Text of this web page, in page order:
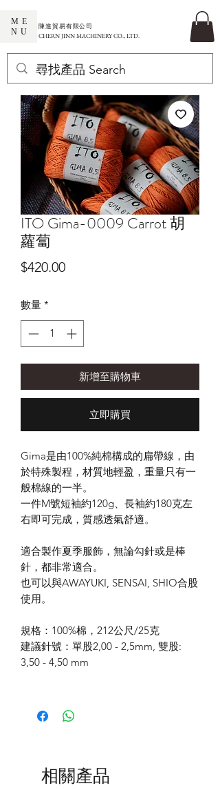
ME
NU
​陳進貿易有限公司
CHERN JINN MACHINERY CO., LTD.
ITO Gima-0009 Carrot 胡
蘿蔔
$420.00價
數量 *
新增至購物車
立即購買
Gima是由100%純棉構成的扁帶線，由
於特殊製程，材質地輕盈，重量只有一
般棉線的一半。
一件M號短袖約120g、長袖約180克左
右即可完成，質感透氣舒適。
適合製作夏季服飾，無論勾針或是棒
針，都非常適合。
也可以與AWAYUKI, SENSAI, SHIO合股
使用。
規格： 100%棉， 212公尺 /25克
建議針號：單股2,00 - 2,5mm, 雙股:
3,50 - 4,50 mm
相關產品